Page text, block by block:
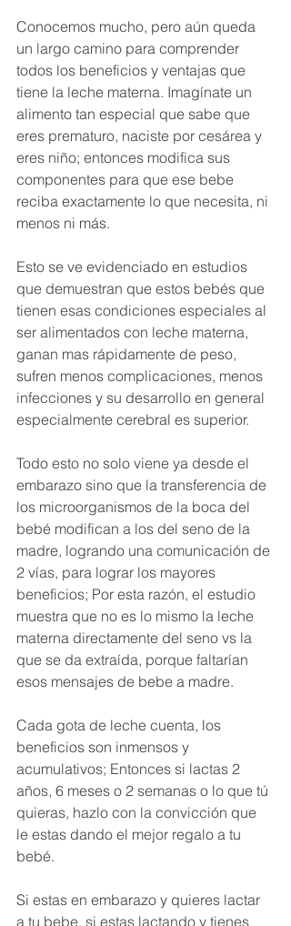
Conocemos mucho, pero aún queda
un largo camino para comprender
todos los beneficios y ventajas que
tiene la leche materna. Imagínate un
alimento tan especial que sabe que
eres prematuro, naciste por cesárea y
eres niño; entonces modifica sus
componentes para que ese bebe
reciba exactamente lo que necesita, ni
menos ni más.
Esto se ve evidenciado en estudios
que demuestran que estos bebés que
tienen esas condiciones especiales al
ser alimentados con leche materna,
ganan mas rápidamente de peso,
sufren menos complicaciones, menos
infecciones y su desarrollo en general
especialmente cerebral es superior.
Todo esto no solo viene ya desde el
embarazo sino que la transferencia de
los microorganismos de la boca del
bebé modifican a los del seno de la
madre, logrando una comunicación de
2 vías, para lograr los mayores
beneficios; Por esta razón, el estudio
muestra que no es lo mismo la leche
materna directamente del seno vs la
que se da extraída, porque faltarían
esos mensajes de bebe a madre.
Cada gota de leche cuenta, los
beneficios son inmensos y
acumulativos; Entonces si lactas 2
años, 6 meses o 2 semanas o lo que tú
quieras, hazlo con la convicción que
le estas dando el mejor regalo a tu
bebé.
Si estas en embarazo y quieres lactar
a tu bebe, si estas lactando y tienes